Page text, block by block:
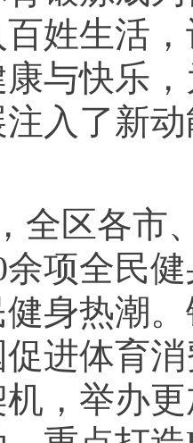
姓生活
与快乐
入了新
区各市
项全民
身热潮
进体育
，举办